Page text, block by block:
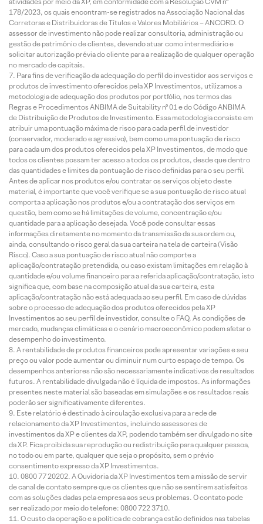
178/2023, os quais encontram-se registrados na Associação Nacional das
Corretoras e Distribuidoras de Títulos e Valores Mobiliários – ANCORD. O
assessor de investimento não pode realizar consultoria, administração ou
gestão de patrimônio de clientes, devendo atuar como intermediário e
solicitar autorização prévia do cliente para a realização de qualquer operação
no mercado de capitais.
Para fins de verificação da adequação do perfil do investidor aos serviços e
produtos de investimento oferecidos pela XP Investimentos, utilizamos a
metodologia de adequação dos produtos por portfólio, nos termos das
Regras e Procedimentos ANBIMA de Suitability nº 01 e do Código ANBIMA
de Distribuição de Produtos de Investimento. Essa metodologia consiste em
atribuir uma pontuação máxima de risco para cada perfil de investidor
(conservador, moderado e agressivo), bem como uma pontuação de risco
para cada um dos produtos oferecidos pela XP Investimentos, de modo que
todos os clientes possam ter acesso a todos os produtos, desde que dentro
das quantidades e limites da pontuação de risco definidas para o seu perfil.
Antes de aplicar nos produtos e/ou contratar os serviços objeto deste
material, é importante que você verifique se a sua pontuação de risco atual
comporta a aplicação nos produtos e/ou a contratação dos serviços em
questão, bem como se há limitações de volume, concentração e/ou
quantidade para a aplicação desejada. Você pode consultar essas
informações diretamente no momento da transmissão da sua ordem ou,
ainda, consultando o risco geral da sua carteira na tela de carteira (Visão
Risco). Caso a sua pontuação de risco atual não comporte a
aplicação/contratação pretendida, ou caso existam limitações em relação à
quantidade e/ou volume financeiro para a referida aplicação/contratação, isto
significa que, com base na composição atual da sua carteira, esta
aplicação/contratação não está adequada ao seu perfil. Em caso de dúvidas
sobre o processo de adequação dos produtos oferecidos pela XP
Investimentos ao seu perfil de investidor, consulte o FAQ. As condições de
mercado, mudanças climáticas e o cenário macroeconômico podem afetar o
desempenho do investimento.
A rentabilidade de produtos financeiros pode apresentar variações e seu
preço ou valor pode aumentar ou diminuir num curto espaço de tempo. Os
desempenhos anteriores não são necessariamente indicativos de resultados
futuros. A rentabilidade divulgada não é líquida de impostos. As informações
presentes neste material são baseadas em simulações e os resultados reais
poderão ser significativamente diferentes.
Este relatório é destinado à circulação exclusiva para a rede de
relacionamento da XP Investimentos, incluindo assessores de
investimentos da XP e clientes da XP, podendo também ser divulgado no site
da XP. Fica proibida sua reprodução ou redistribuição para qualquer pessoa,
no todo ou em parte, qualquer que seja o propósito, sem o prévio
consentimento expresso da XP Investimentos.
0800 77 20202. A Ouvidoria da XP Investimentos tem a missão de servir
de canal de contato sempre que os clientes que não se sentirem satisfeitos
com as soluções dadas pela empresa aos seus problemas. O contato pode
ser realizado por meio do telefone: 0800 722 3710.
O custo da operação e a política de cobrança estão definidos nas tabelas